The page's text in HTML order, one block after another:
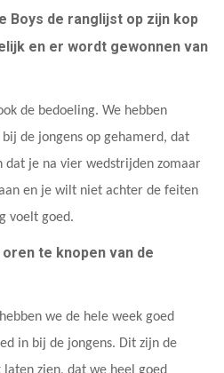
Boys de ranglijst op zijn kop
en er wordt gewonnen van
de bedoeling. We hebben
de jongens op gehamerd, dat
dat je na vier wedstrijden zomaar
en je wilt niet achter de feiten
voelt goed.
te knopen van de
we de hele week goed
in bij de jongens. Dit zijn de
zien, dat we heel goed